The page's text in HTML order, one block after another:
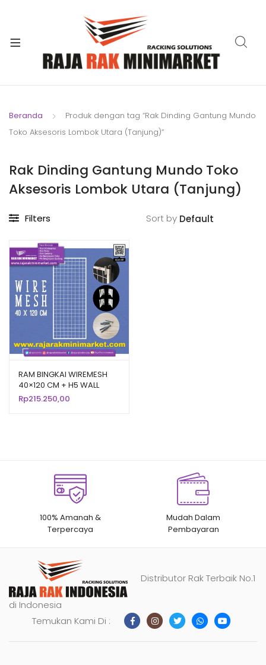
Beranda
Produk dengan tag “Rak Dinding Gantung Mundo
Toko Aksesoris Lombok Utara (Tanjung)”
Rak Dinding Gantung Mundo Toko
Aksesoris Lombok Utara (Tanjung)
Filters Sort by
RAM BINGKAI WIREMESH
40×120 CM + H5 WALL
PUTIH | Rak Dinding
Gantung Mundo Toko
Rp215.250,00
100% Amanah &
Terpercaya
Mudah Dalam
Pembayaran
Distributor Rak Terbaik No.1
di Indonesia
Temukan Kami Di :